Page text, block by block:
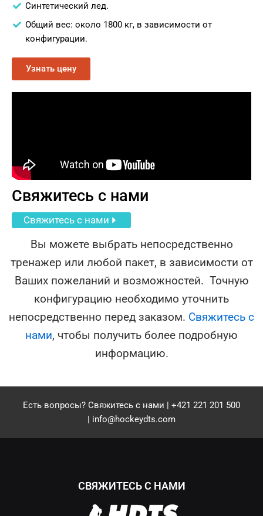
Синтетический лед.
Общий вес: около 1800 кг, в зависимости от
конфигурации.
Узнать цену
Свяжитесь с нами
Свяжитесь с нами
Вы можете выбрать непосредственно
тренажер или любой пакет, в зависимости от
Ваших пожеланий и возможностей. Точную
конфигурацию необходимо уточнить
непосредственно перед заказом. Свяжитесь с
нами, чтобы получить более подробную
информацию.
Есть вопросы? Свяжитесь с нами | +421 221 201 500
| info@hockeydts.com
СВЯЖИТЕСЬ С НАМИ